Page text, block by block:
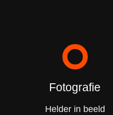
Fotografie
Helder in beeld